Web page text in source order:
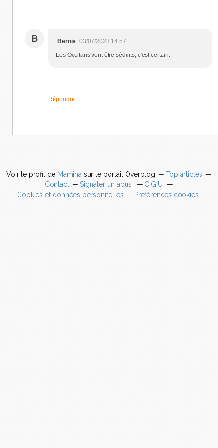
B Bernie 03/07/2023 14:57
Les Occitans vont être séduits, c'est certain.
Répondre
Voir le profil de Mamina sur le portail Overblog
Top articles
Contact
Signaler un abus
C.G.U.
Cookies et données personnelles
Préférences cookies